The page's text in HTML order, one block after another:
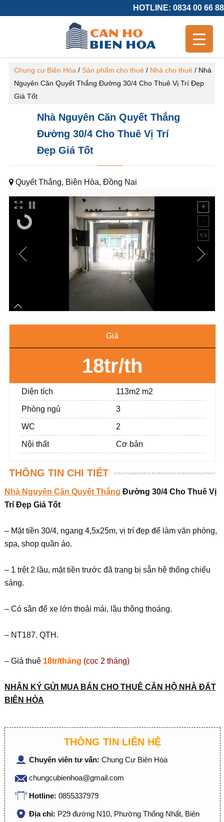
HOTLINE: 0834 00 66 88
Chung cư Biên Hòa / Sản phẩm cho thuê/ Nhà cho thuê/ Nhà
Nguyên Căn Quyết Thắng Đường 30/4 Cho Thuê Vị Trí Đẹp
Giá Tốt
Nhà Nguyên Căn Quyết Thắng
Đường 30/4 Cho Thuê Vị Trí
Đẹp Giá Tốt
Quyết Thắng, Biên Hòa, Đồng Nai
Giá
18tr/th
Diện tích 113m2 m2
Phòng ngủ 3
WC 2
Nội thất Cơ bản
THÔNG TIN CHI TIẾT
Nhà Nguyên Căn Quyết Thắng Đường 30/4 Cho Thuê Vị
Trí Đẹp Giá Tốt
– Mặt tiền 30/4, ngang 4,5x25m, vị trí đẹp để làm văn phòng,
spa, shop quần áo.
– 1 trệt 2 lầu, mặt tiền trước đã trang bị sẵn hệ thống chiếu
sáng.
– Có sân để xe lớn thoải mái, lầu thông thoáng.
– NT187. QTH.
– Giá thuê 18tr/tháng (cọc 2 tháng)
NHẬN KÝ GỬI MUA BÁN CHO THUÊ CĂN HỘ NHÀ ĐẤT
BIÊN HÒA
THÔNG TIN LIÊN HỆ
Chuyên viên tư vấn: Chung Cư Biên Hòa
chungcubienhoa@gmail.com
Hotline: 0855337979
Địa chỉ: P29 đường N10, Phường Thống Nhất, Biên